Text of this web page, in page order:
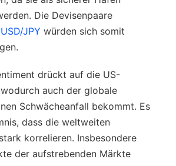
Die Devisenpaare
USD/JPY würden sich somit
drückt auf die US-
auch der globale
Schwächeanfall bekommt. Es
dass die weltweiten
korrelieren. Insbesondere
der aufstrebenden Märkte